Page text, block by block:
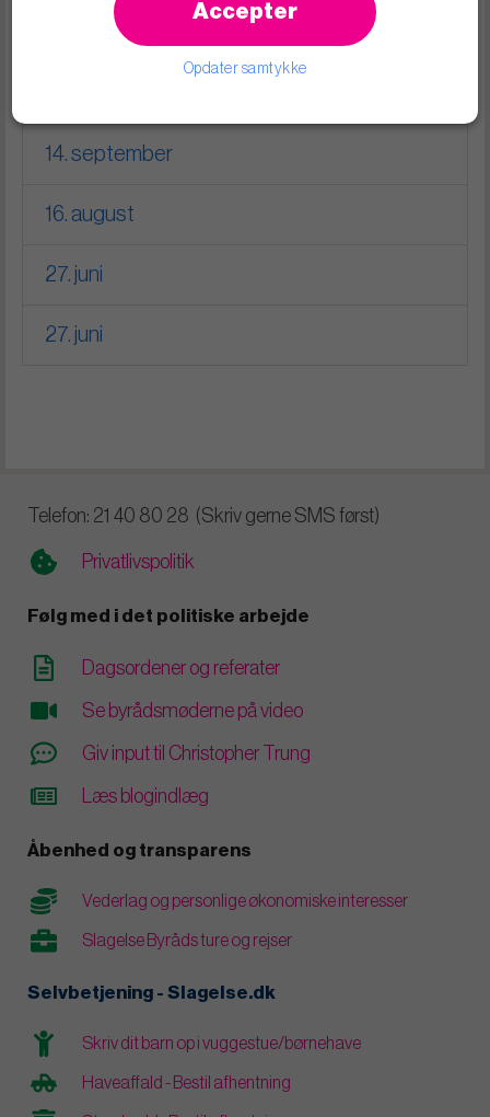
14. september
16. august
27. juni
27. juni
Telefon: 21 40 80 28 (Skriv gerne SMS først)
Privatlivspolitik
Følg med i det politiske arbejde
Dagsordener og referater
Se byrådsmøderne på video
Giv input til Christopher Trung
Læs blogindlæg
Åbenhed og transparens
Vederlag og personlige økonomiske interesser
Slagelse Byråds ture og rejser
Selvbetjening - Slagelse.dk
Skriv dit barn op i vuggestue/børnehave
Haveaffald - Bestil afhentning
Accepter
Opdater samtykke